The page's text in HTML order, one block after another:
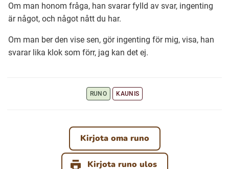
Arli (Romska)
Resanderomani (Romska)
Om man honom fråga, han svarar fylld av svar, ingenting
är något, och något nått du har.
Om man ber den vise sen, gör ingenting för mig, visa, han
svarar lika klok som förr, jag kan det ej.
RUNO KAUNIS
Kirjota oma runo
Kirjota runo ulos